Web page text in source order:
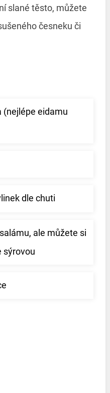
slané těsto, můžete
česneku či
(nejlépe eidamu
dle chuti
ale můžete si
sýrovou